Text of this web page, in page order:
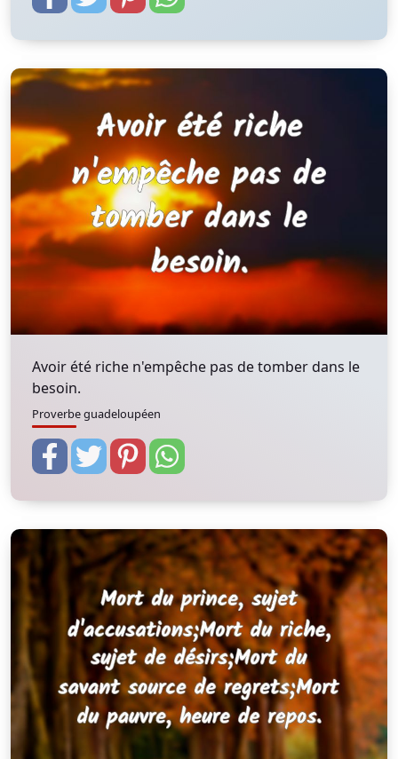
Avoir été riche n'empêche pas de tomber dans le
besoin.
Proverbe guadeloupéen